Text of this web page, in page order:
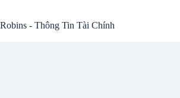
content
Robins - Thông Tin Tài Chính